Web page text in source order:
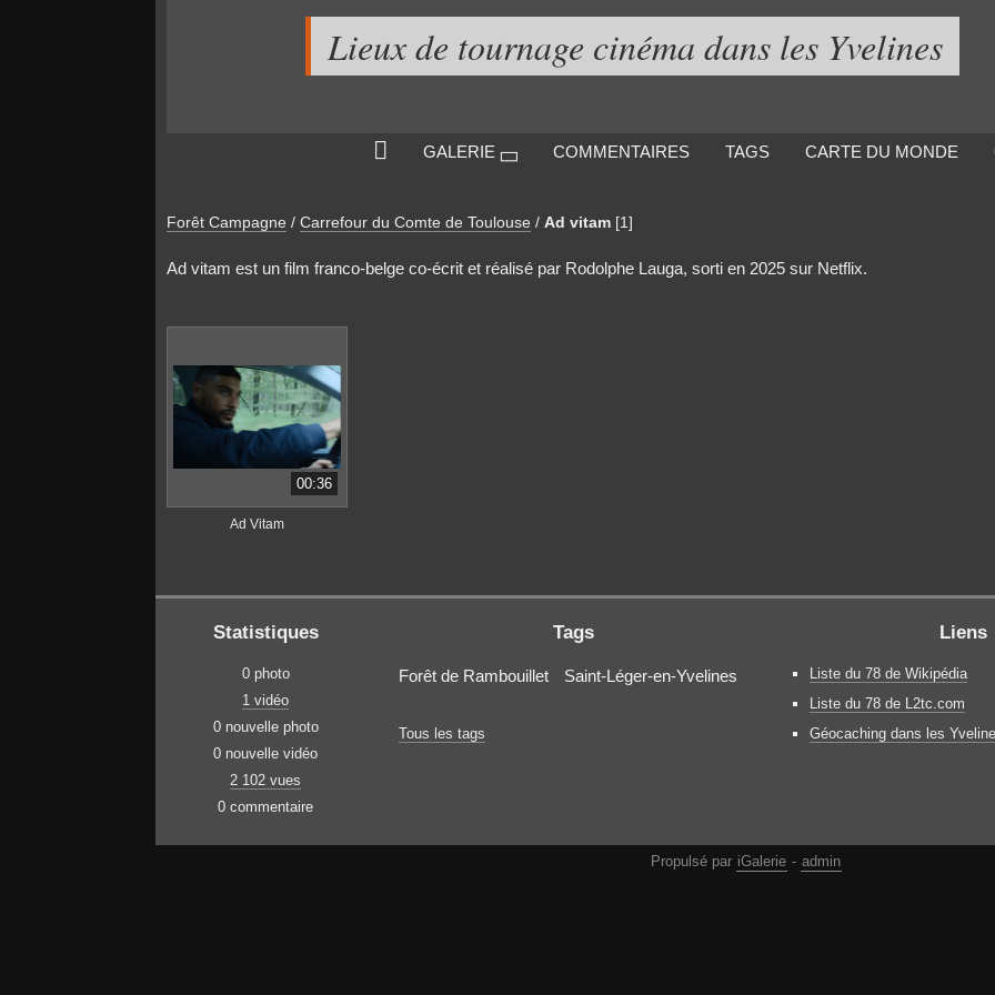
Lieux de tournage cinéma dans les Yvelines
GALERIE COMMENTAIRES TAGS CARTE DU MONDE
Forêt Campagne / Carrefour du Comte de Toulouse / Ad vitam [1]
Ad vitam est un film franco-belge co-écrit et réalisé par Rodolphe Lauga, sorti en 2025 sur Netflix.
00:36
Ad Vitam
Statistiques
0 photo
1 vidéo
0 nouvelle photo
0 nouvelle vidéo
2 102 vues
0 commentaire
Tags
Forêt de Rambouillet Saint-Léger-en-Yvelines
Tous les tags
Liens
Liste du 78 de Wikipédia
Liste du 78 de L2tc.com
Géocaching dans les
Propulsé par iGalerie - admin